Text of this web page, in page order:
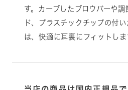
す。カーブしたブロウバーや調
ド、プラスチックチップの付
は、快適に耳裏にフィットしま